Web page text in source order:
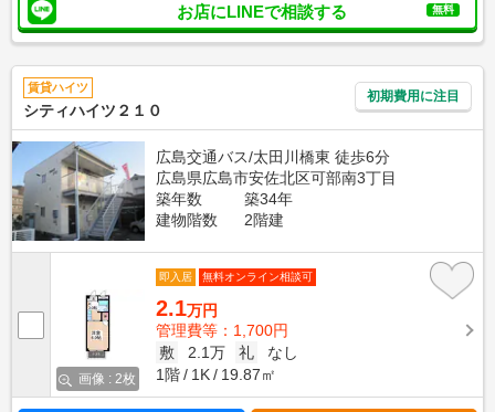
お店にLINEで相談する 無料
賃貸ハイツ
シティハイツ２１０
初期費用に注目
広島交通バス/太田川橋東 徒歩6分
広島県広島市安佐北区可部南3丁目
築年数
築34年
建物階数
2階建
画像 : 2枚
即入居 無料オンライン相談可
2.1万円
管理費等：1,700円
敷
2.1万 礼
なし
1階
1K 19.87㎡